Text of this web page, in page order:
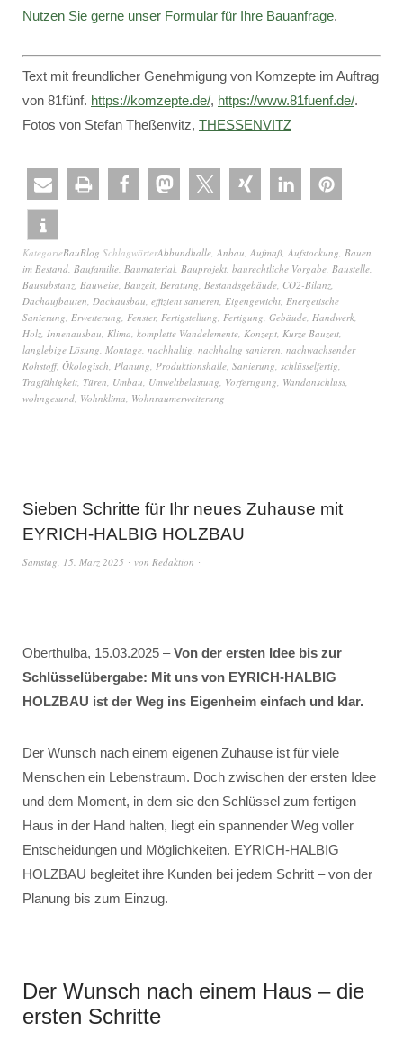
Nutzen Sie gerne unser Formular für Ihre Bauanfrage.
Text mit freundlicher Genehmigung von Komzepte im Auftrag
von 81fünf. https://komzepte.de/, https://www.81fuenf.de/.
Fotos von Stefan Theßenvitz, THESSENVITZ
KategorieBauBlog SchlagwörterAbbundhalle, Anbau, Aufmaß, Aufstockung, Bauen
im Bestand, Baufamilie, Baumaterial, Bauprojekt, baurechtliche Vorgabe, Baustelle,
Bausubstanz, Bauweise, Bauzeit, Beratung, Bestandsgebäude, CO2-Bilanz,
Dachaufbauten, Dachausbau, effizient sanieren, Eigengewicht, Energetische
Sanierung, Erweiterung, Fenster, Fertigstellung, Fertigung, Gebäude, Handwerk,
Holz, Innenausbau, Klima, komplette Wandelemente, Konzept, Kurze Bauzeit,
langlebige Lösung, Montage, nachhaltig, nachhaltig sanieren, nachwachsender
Rohstoff, Ökologisch, Planung, Produktionshalle, Sanierung, schlüsselfertig,
Tragfähigkeit, Türen, Umbau, Umweltbelastung, Vorfertigung, Wandanschluss,
wohngesund, Wohnklima, Wohnraumerweiterung
Sieben Schritte für Ihr neues Zuhause mit
EYRICH-HALBIG HOLZBAU
Samstag, 15. März 2025 von Redaktion
Oberthulba, 15.03.2025 –Von der ersten Idee bis zur
Schlüsselübergabe: Mit uns von EYRICH-HALBIG
HOLZBAU ist der Weg ins Eigenheim einfach und klar.
Der Wunsch nach einem eigenen Zuhause ist für viele
Menschen ein Lebenstraum. Doch zwischen der ersten Idee
und dem Moment, in dem sie den Schlüssel zum fertigen
Haus in der Hand halten, liegt ein spannender Weg voller
Entscheidungen und Möglichkeiten. EYRICH-HALBIG
HOLZBAU begleitet ihre Kunden bei jedem Schritt – von der
Planung bis zum Einzug.
Der Wunsch nach einem Haus – die
ersten Schritte